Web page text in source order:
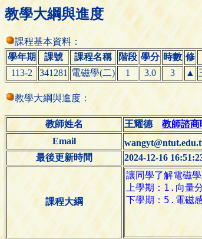
教學大綱與進度
課程基本資料：
學年期
課號 課程名稱 階段 學分 時數 修
113-2
341281 電磁學(二) 1 3.0 3 ▲
教學大綱與進度：
教師姓名 王耀德 教師諮商
Email
最後更新時間
2024-12-16
課程大綱